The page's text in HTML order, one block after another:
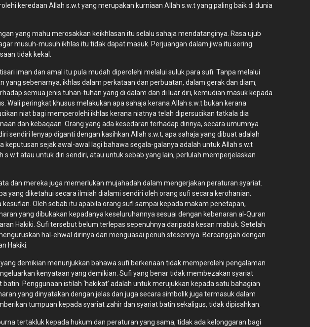
keredaan Allah s.w.t yang merupakan kurniaan Allah s.w.t yang paling baik di dunia
yang mahu merosakkan keikhlasan itu selalu sahaja mendatanginya. Rasa ujub
musuh-musuh ikhlas itu tidak dapat masuk. Perjuangan dalam jiwa itu sering
tidak kekal.
iman dan amal itu pula mudah diperolehi melalui suluk para sufi. Tanpa melalui
sebenarnya, ikhlas dalam perkataan dan perbuatan, dalam gerak dan diam,
semua jenis tuhan-tuhan yang di dalam dan di luar diri, kemudian masuk kepada
peringkat khusus melakukan apa sahaja kerana Allah s.w.t bukan kerana
niat bagi memperolehi ikhlas kerana niatnya telah dipersucikan tatkala dia
dan kebaqaan. Orang yang ada kesedaran terhadap dirinya, secara umumnya
sendiri lenyap diganti dengan kasihkan Allah s.w.t, apa sahaja yang dibuat adalah
sejak awal-awal lagi bahawa segala-galanya adalah untuk Allah s.w.t
atau untuk diri sendiri, atau untuk sebab yang lain, perlulah memperjelaskan
dan mereka juga memerlukan mujahadah dalam mengerjakan peraturan syariat.
yang diketahui secara ilmiah dialami sendiri oleh orang sufi secara kerohanian.
Oleh sebab itu apabila orang sufi sampai kepada makam penetapan,
yang dibukakan kepadanya keseluruhannya sesuai dengan kebenaran al-Quran
Hakiki. Sufi tersebut belum terlepas sepenuhnya daripada kesan mabuk. Setelah
hal-ehwal dirinya dan menguasai penuh stesennya. Bercanggah dengan
Hakiki.
demikian menunjukkan bahawa sufi berkenaan tidak memperolehi pengalaman
kenyataan yang demikian. Sufi yang benar tidak membezakan syariat
Penggunaan istilah ‘hakikat’ adalah untuk merujukkan kepada satu bahagian
yang dinyatakan dengan jelas dan juga secara simbolik juga termasuk dalam
tumpuan kepada syariat zahir dan syariat batin sekaligus, tidak dipisahkan.
tertakluk kepada hukum dan peraturan yang sama, tidak ada kelonggaran bagi